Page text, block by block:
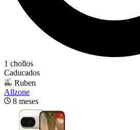
1 chollos
Caducados
Ruben
Allzone
8 meses